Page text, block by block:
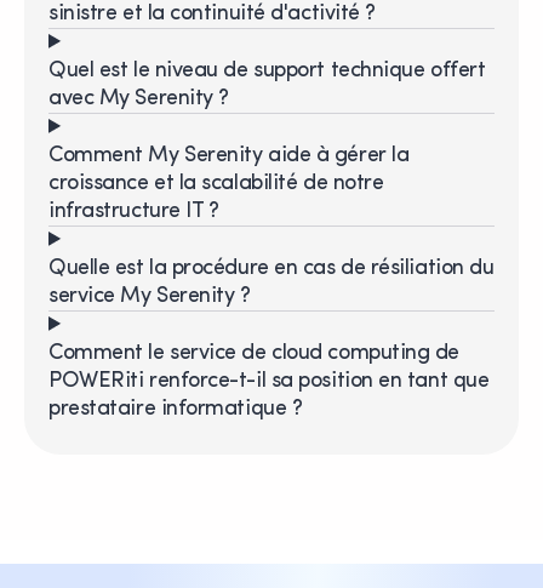
sinistre et la continuité d'activité ?
Quel est le niveau de support technique offert
avec My Serenity ?
Comment My Serenity aide à gérer la
croissance et la scalabilité de notre
infrastructure IT ?
Quelle est la procédure en cas de résiliation du
service My Serenity ?
Comment le service de cloud computing de
POWERiti renforce-t-il sa position en tant que
prestataire informatique ?